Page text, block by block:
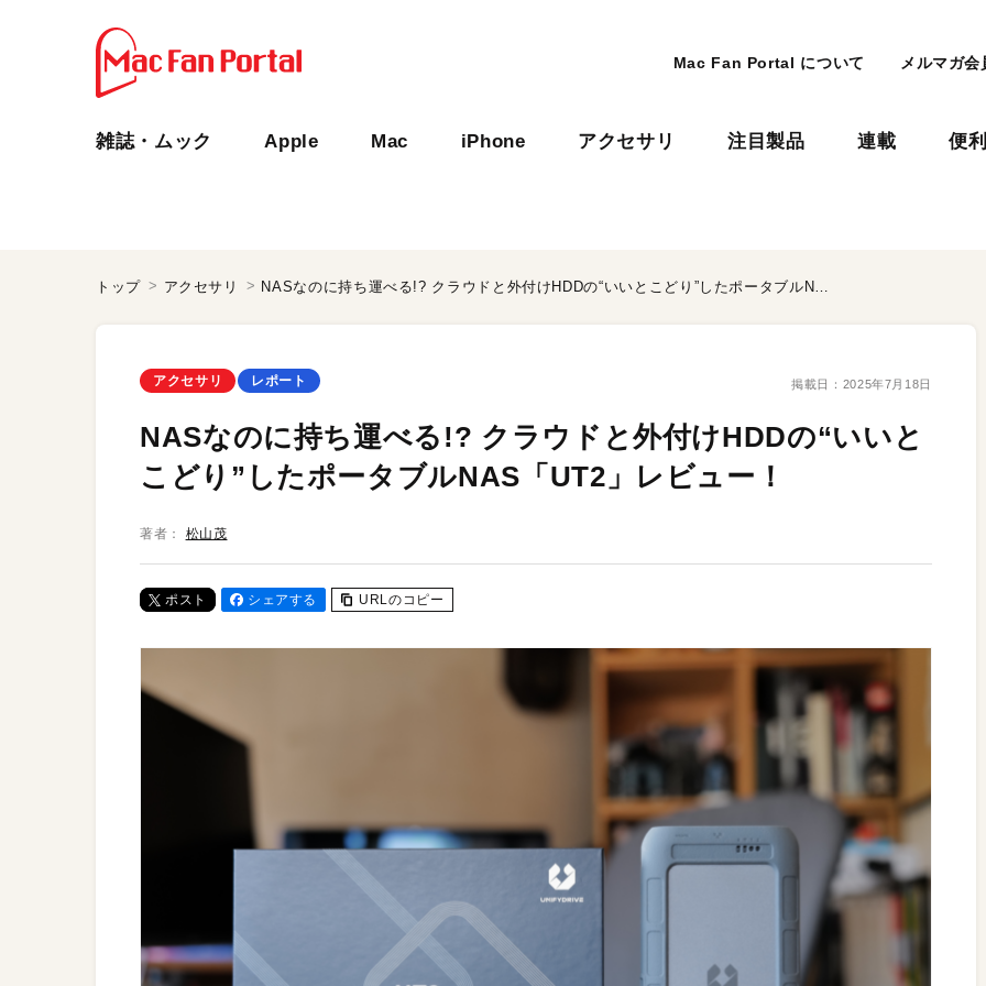
Mac Fan Portal について メルマガ会
雑誌・ムック Apple Mac iPhone アクセサリ 注目製品 連載 便
トップ アクセサリ NASなのに持ち運べる!? クラウドと外付けHDDの“いいとこどり”したポータブルNAS「UT2」レビュー！
アクセサリ レポート 掲載日： 2025年7月18日
NASなのに持ち運べる!? クラウドと外付けHDDの“いいと
こどり”したポータブルNAS「UT2」レビュー！
著者： 松山茂
ポスト シェアする URLのコピー